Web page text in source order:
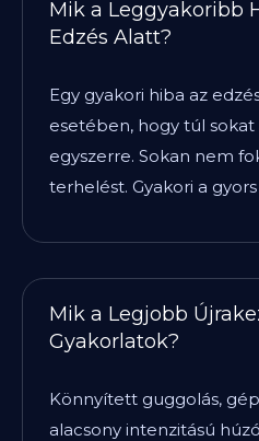
Mik a Leggyakoribb
Edzés Alatt?
Egy gyakori hiba az
esetében, hogy túl sokat
egyszerre. Sokan nem
terhelést. Gyakori a
Mik a Legjobb
Gyakorlatok?
Könnyített guggolás,
alacsony intenzitású